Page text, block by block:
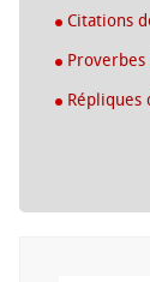
Citations
Répliques